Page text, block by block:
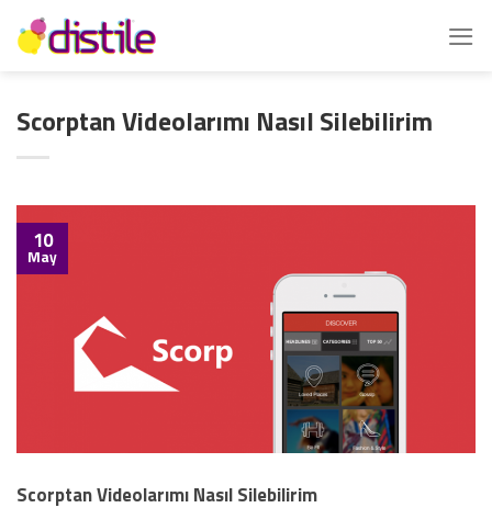
İçeriğe
atla
Scorptan Videolarımı Nasıl Silebilirim
10
May
Scorptan Videolarımı Nasıl Silebilirim